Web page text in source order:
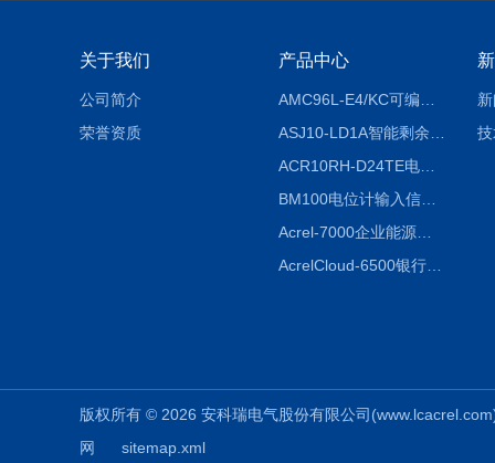
关于我们
公司简介
荣誉资质
产品中心
ACR10RH-D24TE电力仪表外置开口式互感器
BM100电位计输入信号隔离器
Acrel-7000企业能源管控平台
AcrelCloud-6500银行业安全用电能耗云平台
版权所有 © 2026 安科瑞电气股份有限公司
网
sitemap.xml